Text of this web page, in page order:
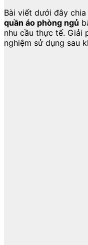
Bài viết dưới đây
quần áo phòng ngủ
nhu cầu thực tế. Giải
nghiệm sử dụng sau